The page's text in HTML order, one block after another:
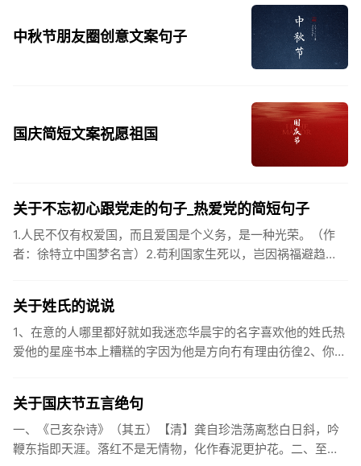
中秋节朋友圈创意文案句子
国庆简短文案祝愿祖国
关于不忘初心跟党走的句子_热爱党的简短句子
1.人民不仅有权爱国，而且爱国是个义务，是一种光荣。（作
者：徐特立中国梦名言）2.苟利国家生死以，岂因祸福避趋
关于姓氏的说说
1、在意的人哪里都好就如我迷恋华晨宇的名字喜欢他的姓氏热
爱他的星座书本上糟糕的字因为他是方向冇有理由彷徨2、你的
关于国庆节五言绝句
一、《己亥杂诗》（其五）【清】龚自珍浩荡离愁白日斜，吟
鞭东指即天涯。落红不是无情物，化作春泥更护花。二、至今